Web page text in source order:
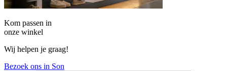
Kom passen in
onze winkel
Wij helpen je graag!
Bezoek ons in Son